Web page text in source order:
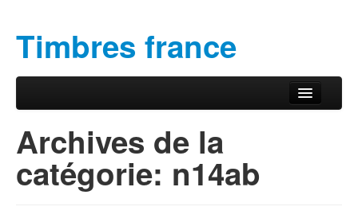
Timbres france
Menu principal
Archives de la
catégorie: n14ab